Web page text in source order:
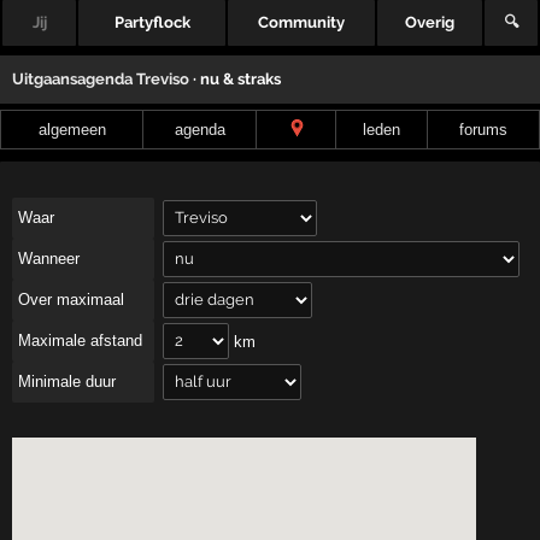
Jij Partyflock Community Overig 🔍
UitgaansagendaTreviso · nu & straks
algemeen agenda leden forums
Waar
Wanneer
Over maximaal
Maximale afstand km
Minimale duur